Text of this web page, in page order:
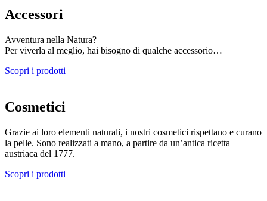
Accessori
Avventura nella Natura?
Per viverla al meglio, hai bisogno di qualche accessorio…
Scopri i prodotti
Cosmetici
Grazie ai loro elementi naturali, i nostri cosmetici rispettano e curano
la pelle. Sono realizzati a mano, a partire da un’antica ricetta
austriaca del 1777.
Scopri i prodotti